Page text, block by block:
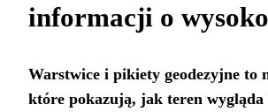
informacji o
Warstwice i pikiety geodezyjne to
które pokazują, jak teren wygląda